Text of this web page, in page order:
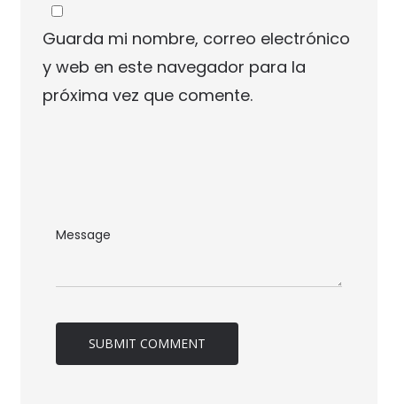
Guarda mi nombre, correo electrónico
y web en este navegador para la
próxima vez que comente.